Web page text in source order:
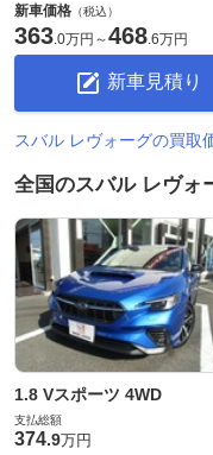
新車価格 （税込）
363 0万円 ～468 6万円
新車見積り
スバル レヴォーグの買取
全国のスバル レヴォ
1.8 Vスポーツ 4WD
支払総額
374.9万円